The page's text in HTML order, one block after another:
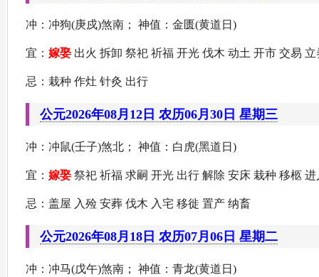
冲：冲狗(庚戍)煞南； 神值：金匮(黄道日)
宜： 嫁娶 出火 拆卸 祭祀 祈福 开光 伐木 动土 开市 交易
忌：栽种 作灶 针灸 出行
公元2026年08月12日 农历06月30日 星期三
冲：冲鼠(壬子)煞北； 神值：白虎(黑道日)
宜： 嫁娶 祭祀 祈福 求嗣 开光 出行 解除 安床 栽种 移柩
忌：盖屋 入殓 安葬 伐木 入宅 移徙 置产 纳畜
公元2026年08月18日 农历07月06日 星期二
冲：冲马(戊午)煞南； 神值：青龙(黄道日)